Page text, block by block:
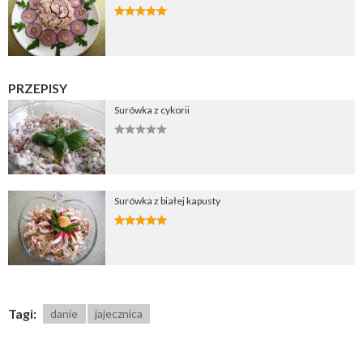
PRZEPISY
Surówka z cykorii
Surówka z białej kapusty
Tagi: danie jajecznica